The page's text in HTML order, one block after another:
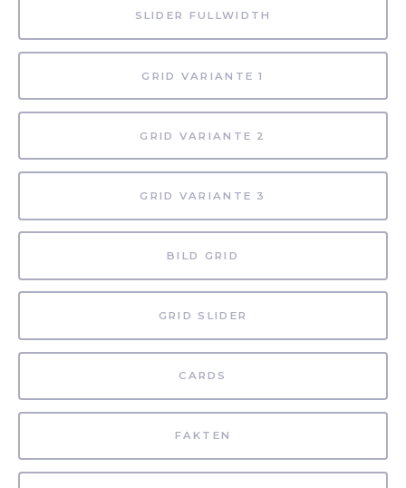
SLIDER FULLWIDTH
GRID VARIANTE 1
GRID VARIANTE 2
GRID VARIANTE 3
BILD GRID
GRID SLIDER
CARDS
FAKTEN